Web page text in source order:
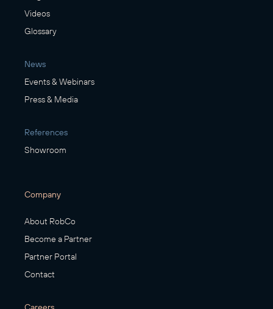
Videos
Glossary
News
Events & Webinars
Press & Media
References
Showroom
Company
About RobCo
Become a Partner
Partner Portal
Contact